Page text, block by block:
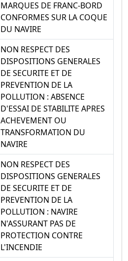
MARQUES DE FRANC-BORD
CONFORMES SUR LA COQUE
DU NAVIRE
NON RESPECT DES
DISPOSITIONS GENERALES
DE SECURITE ET DE
PREVENTION DE LA
POLLUTION : ABSENCE
D'ESSAI DE STABILITE APRES
ACHEVEMENT OU
TRANSFORMATION DU
NAVIRE
NON RESPECT DES
DISPOSITIONS GENERALES
DE SECURITE ET DE
PREVENTION DE LA
POLLUTION : NAVIRE
N'ASSURANT PAS DE
PROTECTION CONTRE
L'INCENDIE